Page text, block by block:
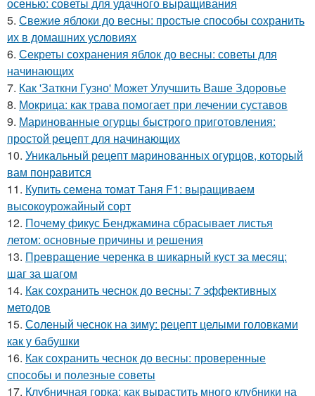
осенью: советы для удачного выращивания
5. Свежие яблоки до весны: простые способы сохранить
их в домашних условиях
6. Секреты сохранения яблок до весны: советы для
начинающих
7. Как 'Заткни Гузно' Может Улучшить Ваше Здоровье
8. Мокрица: как трава помогает при лечении суставов
9. Маринованные огурцы быстрого приготовления:
простой рецепт для начинающих
10. Уникальный рецепт маринованных огурцов, который
вам понравится
11. Купить семена томат Таня F1: выращиваем
высокоурожайный сорт
12. Почему фикус Бенджамина сбрасывает листья
летом: основные причины и решения
13. Превращение черенка в шикарный куст за месяц:
шаг за шагом
14. Как сохранить чеснок до весны: 7 эффективных
методов
15. Соленый чеснок на зиму: рецепт целыми головками
как у бабушки
16. Как сохранить чеснок до весны: проверенные
способы и полезные советы
17. Клубничная горка: как вырастить много клубники на